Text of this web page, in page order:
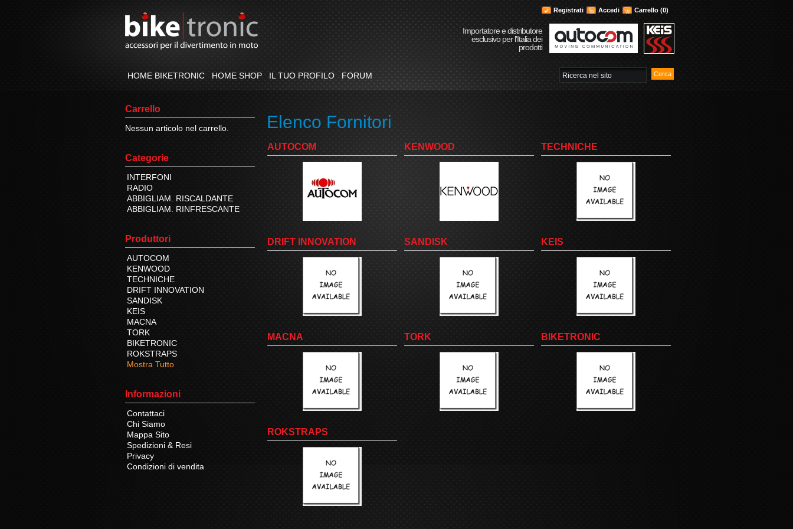
Importatore e distributore
esclusivo per l'Italia dei
prodotti
Registrati Accedi Carrello (0)
HOME BIKETRONIC HOME SHOP IL TUO PROFILO FORUM
Carrello
Nessun articolo nel carrello.
Categorie
INTERFONI
RADIO
ABBIGLIAM. RISCALDANTE
ABBIGLIAM. RINFRESCANTE
Produttori
AUTOCOM
KENWOOD
TECHNICHE
DRIFT INNOVATION
SANDISK
KEIS
MACNA
TORK
BIKETRONIC
ROKSTRAPS
Mostra Tutto
Informazioni
Contattaci
Chi Siamo
Mappa Sito
Spedizioni & Resi
Privacy
Condizioni di vendita
Elenco Fornitori
AUTOCOM KENWOOD TECHNICHE
DRIFT INNOVATION SANDISK KEIS
MACNA TORK BIKETRONIC
ROKSTRAPS